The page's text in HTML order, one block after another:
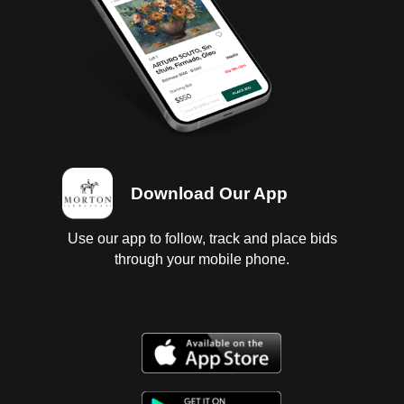
Suspensión sin probar; Chasis en regular estado;
Carrocería con golpes ligeros; 4 llantas con 1/4 de
Download Our App
Use our app to follow, track and place bids
through your mobile phone.